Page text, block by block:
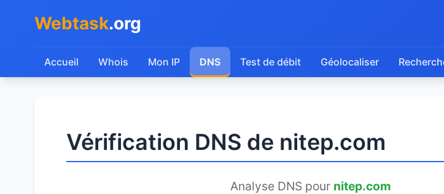
Webtask.org
Accueil Whois Mon IP DNS Test de débit Géolocaliser
Vérification DNS de nitep.com
Analyse DNS pour nitep.com